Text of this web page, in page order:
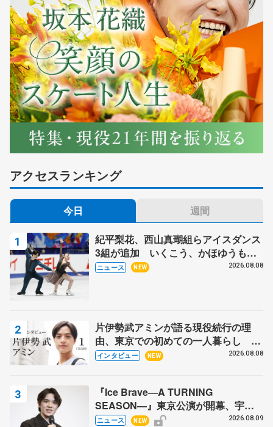
アクセスランキング
今日 週間
紀平梨花、西山真瑚組らアイスダンス
3組が追加 いくこう、かほゆうも、
木下グループ杯
ニュース NEW 2026.08.08
片伊勢武アミンが語る現役続行の理
由、東京での初めての一人暮らし 注
目スケーターの「今」に迫る
インタビュー NEW 2026.08.08
『Ice Brave―A TURNING
SEASON―』東京公演が開幕、宇野
昌磨の『Ice Brave』にかける思いを
ニュース NEW 2026.08.09